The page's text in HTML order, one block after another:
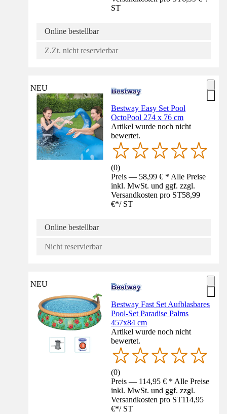
ST
Online bestellbar
Z.Zt. nicht reservierbar
NEU
Bestway Easy Set Pool
OctoPool 274 x 76 cm
Artikel wurde noch nicht
bewertet.
(0)
Preis — 58,99 € * Alle Preise
inkl. MwSt. und ggf. zzgl.
Versandkosten pro ST58,99
€*/ ST
Online bestellbar
Nicht reservierbar
NEU
Bestway Fast Set Aufblasbares
Pool-Set Paradise Palms
457x84 cm
Artikel wurde noch nicht
bewertet.
(0)
Preis — 114,95 € * Alle Preise
inkl. MwSt. und ggf. zzgl.
Versandkosten pro ST114,95
€*/ ST